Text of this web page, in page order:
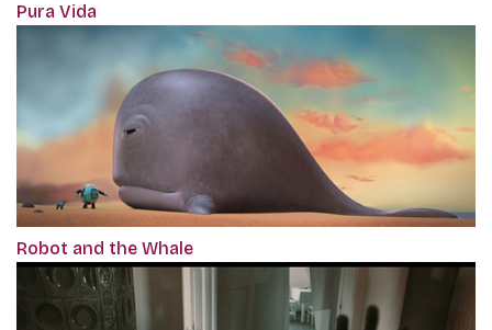
Pura Vida
Robot and the Whale